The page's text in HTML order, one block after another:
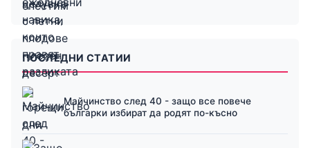
ПОСЛЕДНИ СТАТИИ
Майчинство след 40 - защо все повече
българки избират да родят по-късно